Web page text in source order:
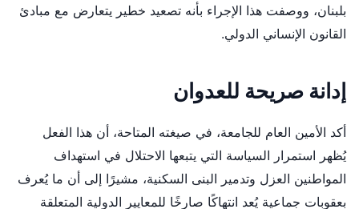
بلبنان، ووصفت هذا الإجراء بأنه تصعيد خطير يتعارض مع مبادئ
القانون الإنساني الدولي.
إدانة صريحة للعدوان
أكد الأمين العام للجامعة، في صيغته المتاحة، أن هذا الفعل
يُظهر استمرار السياسة التي يتبعها الاحتلال في استهداف
المواطنين العزل وتدمير البنى السكنية، مشيرًا إلى أن ما يُعرف
بعقوبات جماعية يُعد انتهاكًا صارخًا للمعايير الدولية المتعلقة